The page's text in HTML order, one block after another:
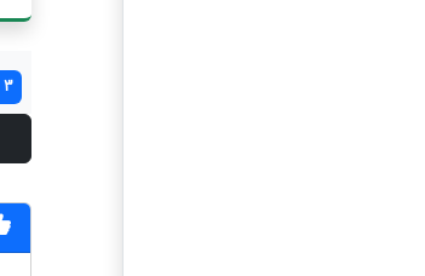
3 مورد یافت شد